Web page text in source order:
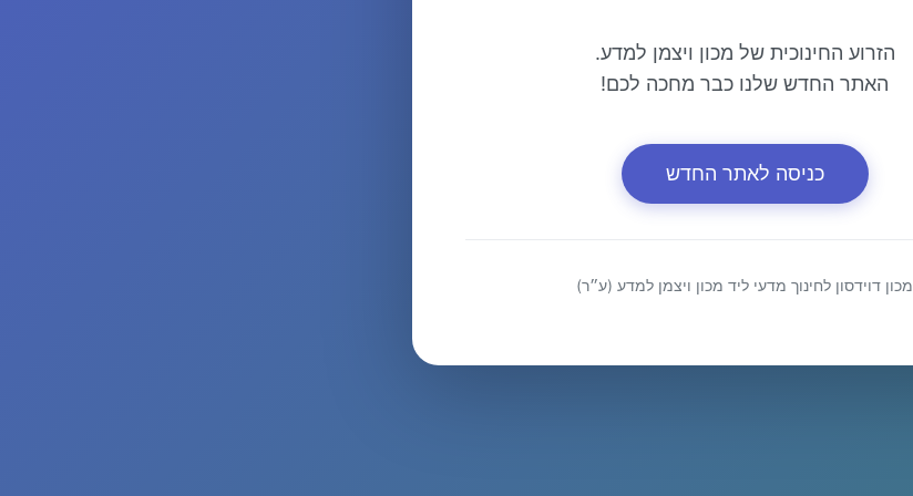
הזרוע החינוכית של מכון ויצמן למדע.
האתר החדש שלנו כבר מחכה לכם!
כניסה לאתר החדש
מכון דוידסון לחינוך מדעי ליד מכון ויצמן למדע (ע״ר)